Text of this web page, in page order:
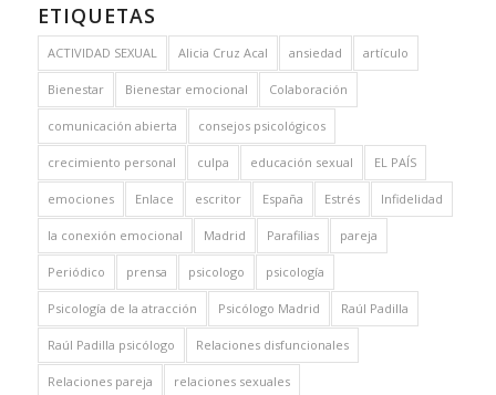
ETIQUETAS
ACTIVIDAD SEXUAL Alicia Cruz Acal ansiedad artículo
Bienestar Bienestar emocional Colaboración
comunicación abierta consejos psicológicos
crecimiento personal culpa educación sexual EL PAÍS
emociones Enlace escritor España Estrés Infidelidad
la conexión emocional Madrid Parafilias pareja
Periódico prensa psicologo psicología
Psicología de la atracción Psicólogo Madrid Raúl Padilla
Raúl Padilla psicólogo Relaciones disfuncionales
Relaciones pareja relaciones sexuales